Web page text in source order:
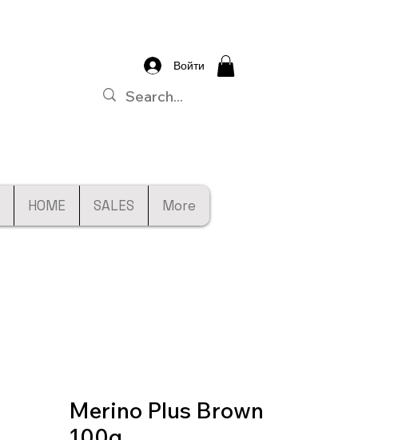
Войти
HOME SALES More
Merino Plus Brown